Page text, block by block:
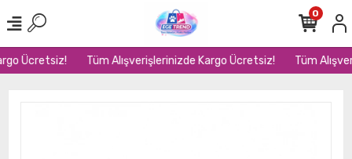
Ücretsiz! Tüm Alışverişlerinizde Kargo Ücretsiz! Tüm
0